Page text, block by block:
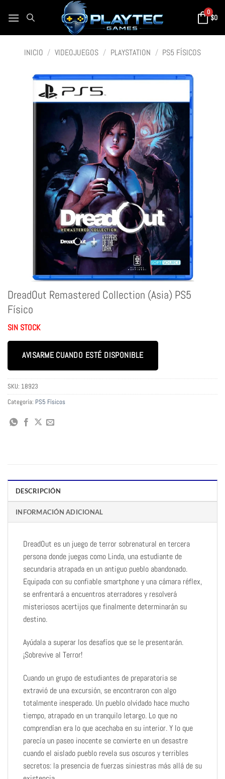
0
$0
INICIO / VIDEOJUEGOS / PLAYSTATION / PS5 FÍSICOS
DreadOut Remastered Collection (Asia) PS5
Físico
SIN STOCK
AVISARME CUANDO ESTÉ DISPONIBLE
SKU: 18923
Categoría: PS5 Físicos
DESCRIPCIÓN
INFORMACIÓN ADICIONAL
DreadOut es un juego de terror sobrenatural en tercera
persona donde juegas como Linda, una estudiante de
secundaria atrapada en un antiguo pueblo abandonado.
Equipada con su confiable smartphone y una cámara réflex,
se enfrentará a encuentros aterradores y resolverá
misteriosos acertijos que finalmente determinarán su
destino.
Ayúdala a superar los desafíos que se le presentarán.
¡Sobrevive al Terror!
Cuando un grupo de estudiantes de preparatoria se
extravió de una excursión, se encontraron con algo
totalmente inesperado. Un pueblo olvidado hace mucho
tiempo, atrapado en un tranquilo letargo. Lo que no
comprendían era lo que acechaba en su interior. Y lo que
parecía un paseo inocente se convierte en un desastre
cuando el aislado pueblo revela sus oscuros y terribles
secretos: la presencia de fuerzas siniestras más allá de su